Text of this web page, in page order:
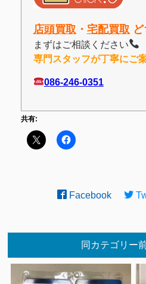
店頭買取 ・ 宅配買取
まずはご相談ください
専門スタッフが丁寧にご
086-246-0351
共有:
Facebook
同カテゴリー